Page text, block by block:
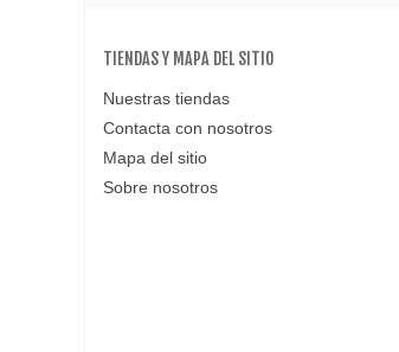
TIENDAS Y MAPA DEL SITIO
Nuestras tiendas
Contacta con nosotros
Mapa del sitio
Sobre nosotros